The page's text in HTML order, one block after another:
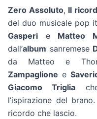
Zero Assoluto, Il
del duo musicale pop
Gasperi e Matteo
dall’album sanremese
da Matteo e
Zampaglione e
Giacomo Triglia
l’ispirazione del
ricordo che lascio.